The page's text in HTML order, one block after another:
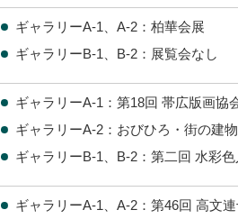
ギャラリーA-1、A-2：柏華会展
ギャラリーB-1、B-2：展覧会なし
ギャラリーA-1：第18回 帯広版画協
ギャラリーA-2：おびひろ・街の建
ギャラリーB-1、B-2：第二回 水彩
ギャラリーA-1、A-2：第46回 高文